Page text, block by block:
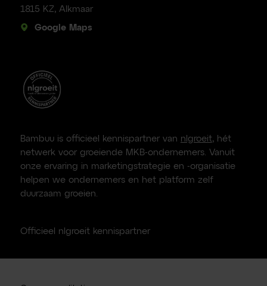
1815 KZ, Alkmaar
Google Maps
Bambuu is officieel kennispartner van nlgroeit, hét
netwerk voor groeiende MKB-ondernemers. Vanuit
onze ervaring in marketingstrategie en -organisatie
helpen we ondernemers en het platform zelf
duurzaam groeien.
Officieel nlgroeit kennispartner